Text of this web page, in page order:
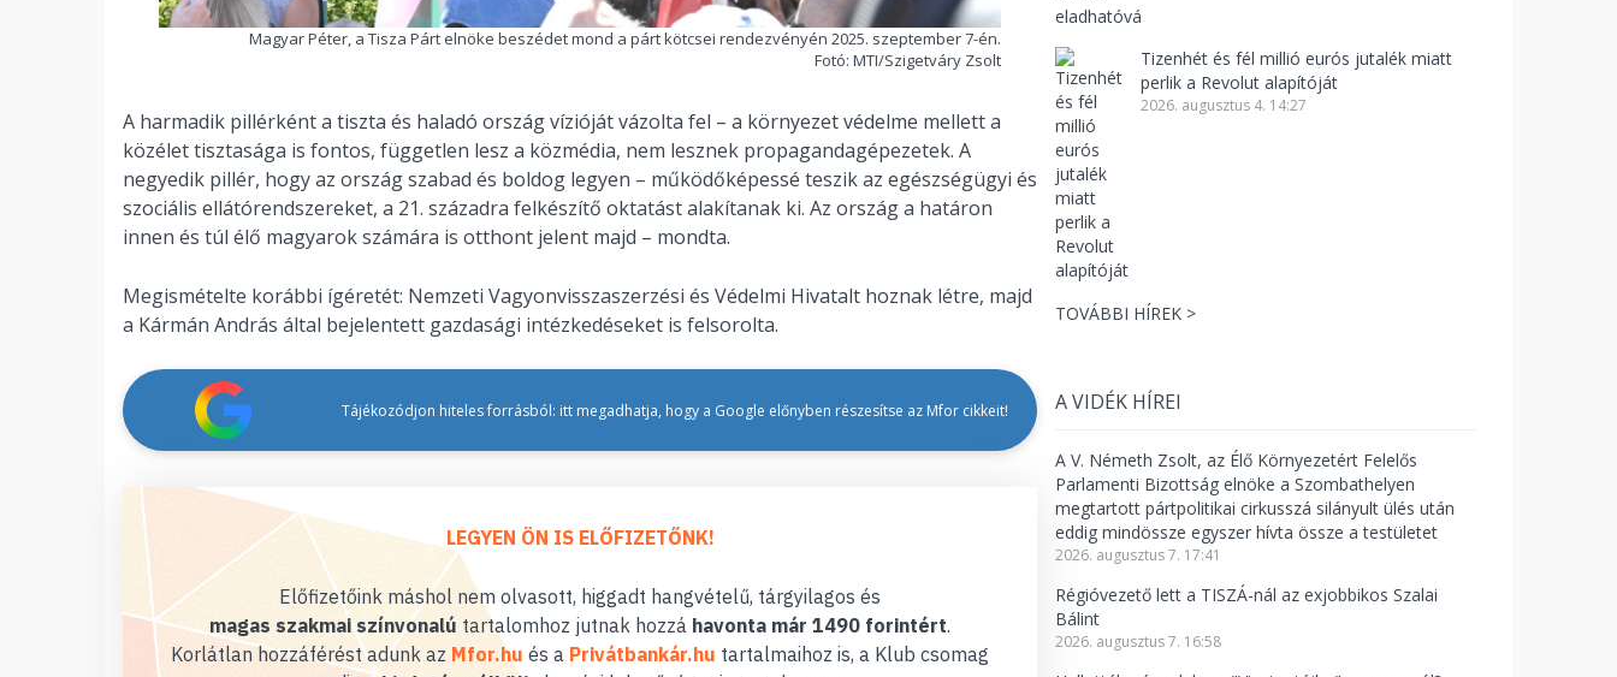
Magyar Péter, a Tisza Párt elnöke beszédet mond a párt kötcsei rendezvényén 2025. szeptember 7-én.
Fotó: MTI/Szigetváry Zsolt
A harmadik pillérként a tiszta és haladó ország vízióját vázolta fel – a környezet védelme mellett a
közélet tisztasága is fontos, független lesz a közmédia, nem lesznek propagandagépezetek. A
negyedik pillér, hogy az ország szabad és boldog legyen – működőképessé teszik az egészségügyi és
szociális ellátórendszereket, a 21. századra felkészítő oktatást alakítanak ki. Az ország a határon
innen és túl élő magyarok számára is otthont jelent majd – mondta.
Megismételte korábbi ígéretét: Nemzeti Vagyonvisszaszerzési és Védelmi Hivatalt hoznak létre, majd
a Kármán András által bejelentett gazdasági intézkedéseket is felsorolta.
Tájékozódjon hiteles forrásból: itt megadhatja, hogy a Google előnyben részesítse az Mfor cikkeit!
LEGYEN ÖN IS ELŐFIZETŐNK!
Előfizetőink máshol nem olvasott, higgadt hangvételű, tárgyilagos és
magas szakmai színvonalú tartalomhoz jutnak hozzá havonta már 1490 forintért.
Korlátlan hozzáférést adunk az Mfor.hu és a Privátbankár.hu tartalmaihoz is, a Klub csomag
Tizenhét és fél millió eurós jutalék miatt
perlik a Revolut alapítóját
2026. augusztus 4. 14:27
TOVÁBBI HÍREK >
A VIDÉK HÍREI
A V. Németh Zsolt, az Élő Környezetért Felelős
Parlamenti Bizottság elnöke a Szombathelyen
megtartott pártpolitikai cirkusszá silányult ülés után
eddig mindössze egyszer hívta össze a testületet
2026. augusztus 7. 17:41
Régióvezető lett a TISZÁ-nál az exjobbikos Szalai
Bálint
2026. augusztus 7. 16:58